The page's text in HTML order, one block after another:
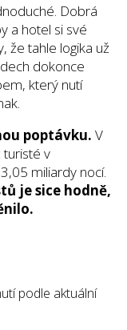
Dobrá
a hotel si své
že tahle logika už
dokonce
který nutí
poptávku. V
v
miliardy nocí.
je sice hodně,
podle aktuální